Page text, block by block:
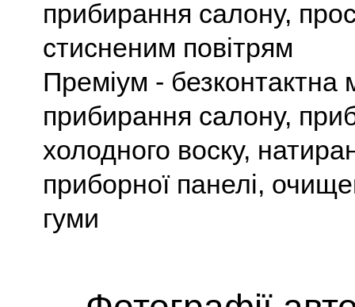
прибирання салону,
стисненим повітрям
Преміум - безконтактна
прибирання салону,
холодного воску,
приборної панелі,
гуми